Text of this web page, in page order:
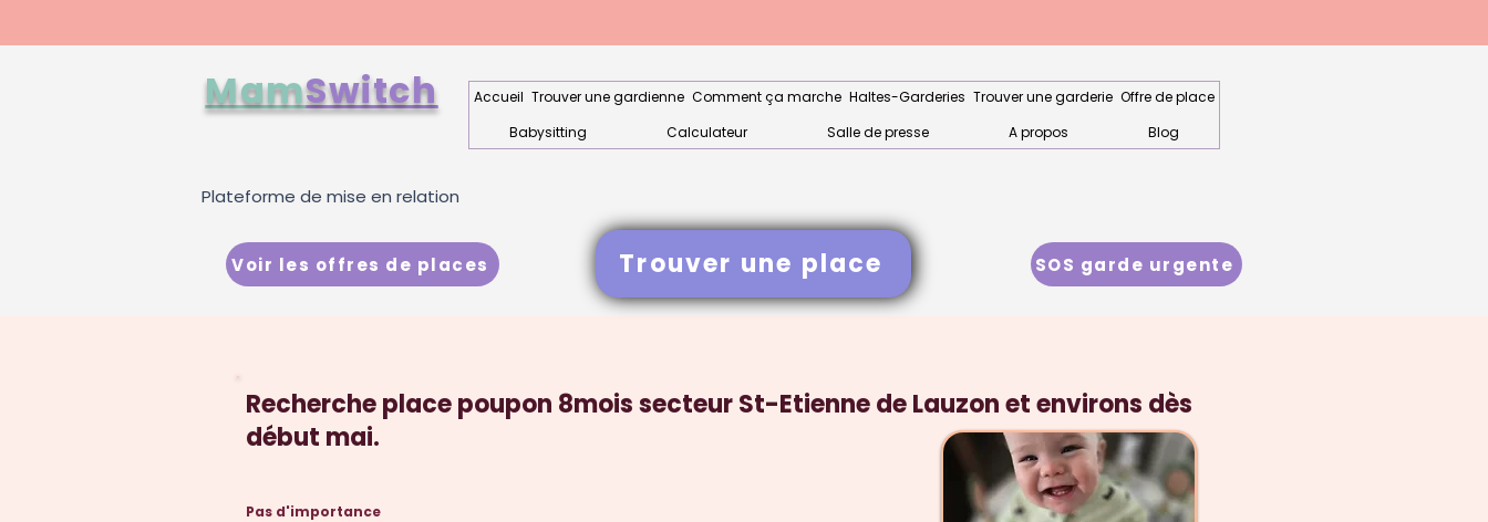
MamSwitch Accueil Trouver une gardienne Comment ça marche Haltes-Garderies Trouver une garderie Offre de place
Babysitting
Calculateur Salle de presse A propos Blog
Plateforme de mise en relation
Voir les offres de places Trouver une place SOS garde urgente
Recherche place poupon 8mois secteur St-Etienne de Lauzon et environs dès
début mai.
Pas d'importance